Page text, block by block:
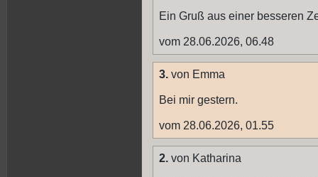
Ein Gruß aus einer besseren
vom 28.06.2026, 06.48
3. von Emma
Bei mir gestern.
vom 28.06.2026, 01.55
2. von Katharina